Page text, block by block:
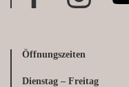
Öffnungszeiten
Dienstag – Freitag